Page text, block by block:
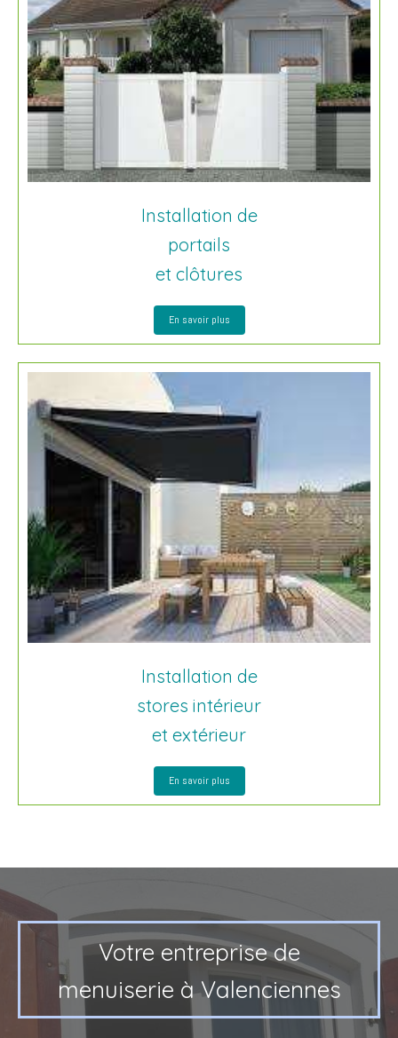
Installation de
portails
et clôtures
En savoir plus
Installation de
stores intérieur
et extérieur
En savoir plus
Votre entreprise de
menuiserie à Valenciennes